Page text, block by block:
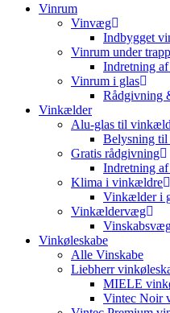
Vinrum
Vinvæg
Indbygget
Vinrum under
Indretning
Vinrum i glas
Rådgivning
Vinkælder
Alu-glas til
Belysning
Gratis rådgivning
Indretning
Klima i vinkældre
Vinkælder i
Vinkældervæg
Vinkøleskabe
Alle Vinskabe
Liebherr
MIELE
Vintec Noir